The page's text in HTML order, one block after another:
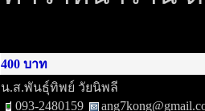
400 บาท
น.ส.พันธุ์ทิพย์ วัยนิพลี
093-2480159